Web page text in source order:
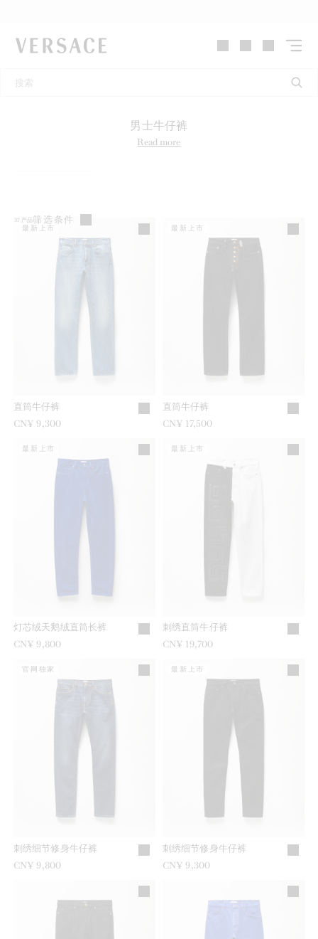
VERSACE | 主页
男士牛仔裤
Read more
37 产品 筛选条件
直筒牛仔裤
CN¥ 9,300
最新上市
直筒牛仔裤
CN¥ 17,500
最新上市
灯芯绒天鹅绒直筒长裤
CN¥ 9,800
最新上市
刺绣直筒牛仔裤
CN¥ 19,700
最新上市
刺绣细节修身牛仔裤
CN¥ 9,800
官网独家
刺绣细节修身牛仔裤
CN¥ 9,300
最新上市